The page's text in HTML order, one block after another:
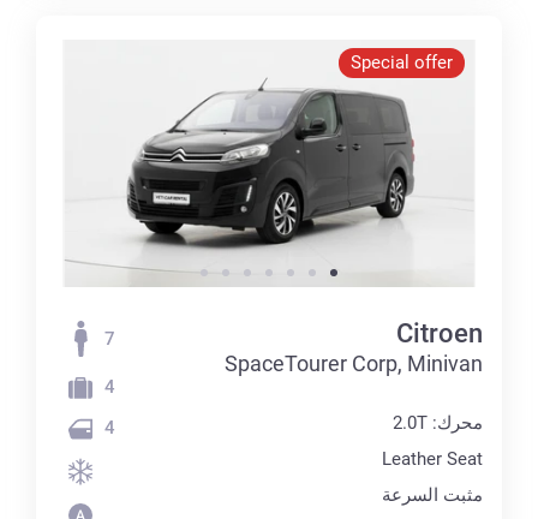
Special offer
Citroen
SpaceTourer Corp, Minivan
محرك: 2.0T
Leather Seat
مثبت السرعة
7
4
4